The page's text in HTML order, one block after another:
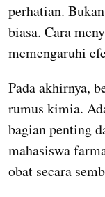
perhatian.
biasa. Cara
memengaruhi
Pada akhirnya,
rumus kimia.
bagian penting
mahasiswa
obat secara